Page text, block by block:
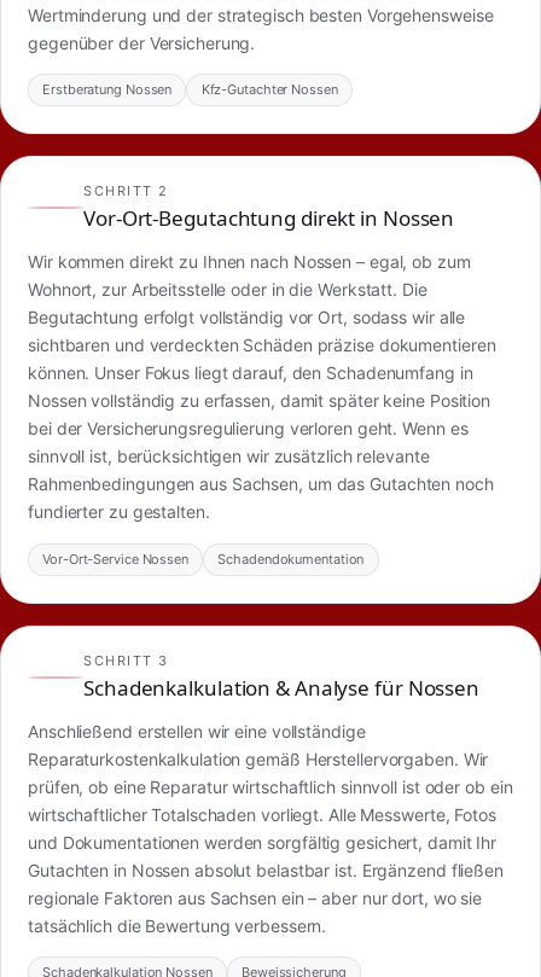
Wertminderung und der strategisch besten Vorgehensweise
gegenüber der Versicherung.
Erstberatung Nossen Kfz-Gutachter Nossen
SCHRITT 2
Vor-Ort-Begutachtung direkt in Nossen
Wir kommen direkt zu Ihnen nach Nossen – egal, ob zum
Wohnort, zur Arbeitsstelle oder in die Werkstatt. Die
Begutachtung erfolgt vollständig vor Ort, sodass wir alle
sichtbaren und verdeckten Schäden präzise dokumentieren
können. Unser Fokus liegt darauf, den Schadenumfang in
Nossen vollständig zu erfassen, damit später keine Position
bei der Versicherungsregulierung verloren geht. Wenn es
sinnvoll ist, berücksichtigen wir zusätzlich relevante
Rahmenbedingungen aus Sachsen, um das Gutachten noch
fundierter zu gestalten.
Vor-Ort-Service Nossen Schadendokumentation
SCHRITT 3
Schadenkalkulation & Analyse für Nossen
Anschließend erstellen wir eine vollständige
Reparaturkostenkalkulation gemäß Herstellervorgaben. Wir
prüfen, ob eine Reparatur wirtschaftlich sinnvoll ist oder ob ein
wirtschaftlicher Totalschaden vorliegt. Alle Messwerte, Fotos
und Dokumentationen werden sorgfältig gesichert, damit Ihr
Gutachten in Nossen absolut belastbar ist. Ergänzend fließen
regionale Faktoren aus Sachsen ein – aber nur dort, wo sie
tatsächlich die Bewertung verbessern.
Schadenkalkulation Nossen Beweissicherung